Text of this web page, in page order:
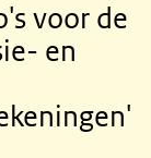
voor de
en